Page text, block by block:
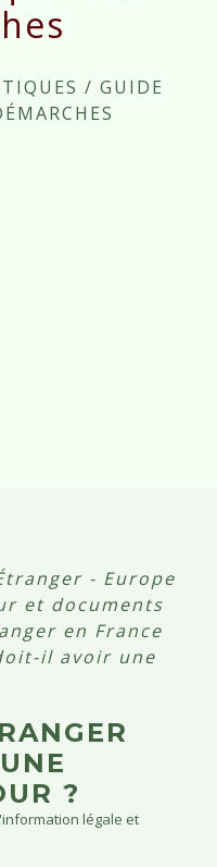
/ GUIDE
- Europe
et documents
en France
il avoir une
?
légale et